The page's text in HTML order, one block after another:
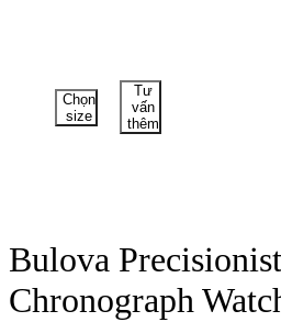
Chọn
size
Tư
vấn
thêm
Bulova
Chronograph